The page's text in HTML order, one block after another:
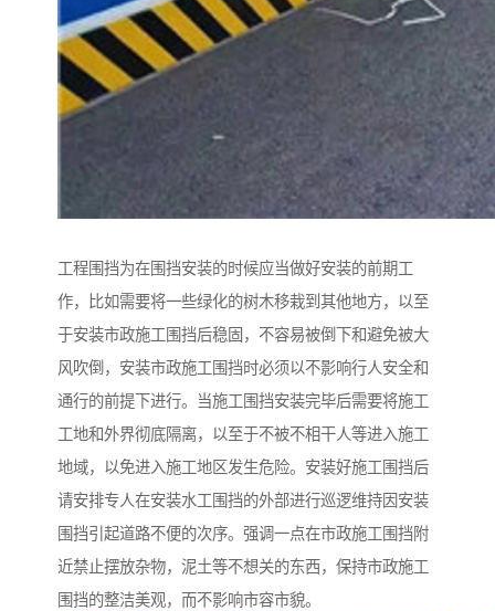
工程围挡为在围挡安装的时候应当做好安装的前期工
作，比如需要将一些绿化的树木移栽到其他地方，以至
于安装市政施工围挡后稳固，不容易被倒下和避免被大
风吹倒，安装市政施工围挡时必须以不影响行人安全和
通行的前提下进行。当施工围挡安装完毕后需要将施工
工地和外界彻底隔离，以至于不被不相干人等进入施工
地域，以免进入施工地区发生危险。安装好施工围挡后
请安排专人在安装水工围挡的外部进行巡逻维持因安装
围挡引起道路不便的次序。强调一点在市政施工围挡附
近禁止摆放杂物，泥土等不想关的东西，保持市政施工
围挡的整洁美观，而不影响市容市貌。